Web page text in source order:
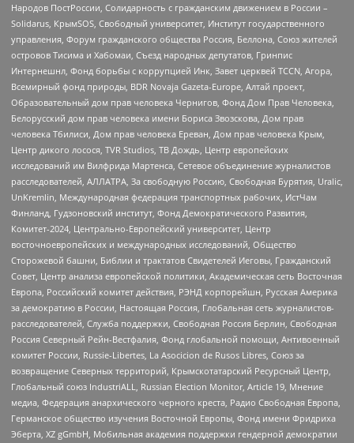
Народов ПостРоссии, Солидарность с гражданским движением в России –
Solidarus, КрымSOS, Свободный университет, Институт государственного
управления, Форум гражданского общества Россия, Беллона, Союз жителей
островов Тисима и Хабомаи, Съезд народных депутатов, Гринпис
Интернешнл, Фонд борьбы с коррупцией Инк, Завет церквей TCCN, Агора,
Всемирный фонд природы, BDR Novaja Gazeta-Europe, Алтай проект,
Образовательный дом прав человека Чернигов, Фонд Дом Прав Человека,
Белорусский дом прав человека имени Бориса Звозскова, Дом прав
человека Тбилиси, Дом прав человека Ереван, Дом прав человека Крым,
Центр дикого лосося, TVR Studios, ТВ Дождь, Центр европейских
исследований им Вилфрида Мартенса, Сетевое объединение журналистов
расследователей, АЛЛАТРА, За свободную Россию, Свободная Бурятия, Uralic,
UnKremlin, Международная федерация транспортных рабочих, ИстЧам
Финланд, Гудзоновский институт, Фонд Демократического Развития,
Комитет-2024, Центрально-Европейский университет, Центр
восточноевропейских и международных исследований, Общество
Сторожевой башни, Библии и трактатов Свидетелей Иеговы, Гражданский
Совет, Центр анализа европейской политики, Академическая сеть Восточная
Европа, Российский комитет действия, РЭНД корпорейшн, Русская Америка
за демократию в России, Настоящая Россия, Глобальная сеть журналистов-
расследователей, Служба поддержки, Свободная Россия Берлин, Свободная
Россия Северный Рейн-Вестфалия, Фонд глобальной помощи, Антивоенный
комитет России, Russie-Libertes, La Asocicion de Rusos Libres, Союз за
возвращение Северных территорий, Крымскотатарский Ресурсный Центр,
Глобальный союз IndustriALL, Russian Election Monitor, Article 19, Мнение
медиа, Федерация анархического черного креста, Радио Свободная Европа,
Германское общество изучения Восточной Европы, Фонд имени Фридриха
Эберта, XZ gGmbH, Мобильная академия поддержки гендерной демократии